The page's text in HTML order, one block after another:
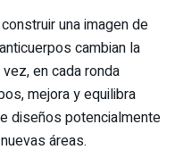
una imagen de
cambian la
en cada ronda
mejora y equilibra
diseños potencialmente
áreas.